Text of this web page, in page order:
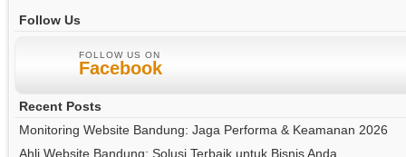
Follow Us
FOLLOW US ON
Facebook
Recent Posts
Monitoring Website Bandung: Jaga Performa & Keamanan 2026
Ahli Website Bandung: Solusi Terbaik untuk Bisnis Anda